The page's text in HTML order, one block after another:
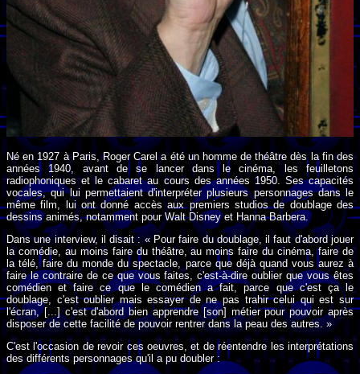
Né en 1927 à Paris, Roger Carel a été un homme de théâtre dès la fin des
années 1940, avant de se lancer dans le cinéma, les feuilletons
radiophoniques et le cabaret au cours des années 1950. Ses capacités
vocales, qui lui permettaient d'interpréter plusieurs personnages dans le
même film, lui ont donné accès aux premiers studios de doublage des
dessins animés, notamment pour Walt Disney et Hanna Barbera.
Dans une interview, il disait : « Pour faire du doublage, il faut d'abord jouer
la comédie, au moins faire du théâtre, au moins faire du cinéma, faire de
la télé, faire du monde du spectacle, parce que déjà quand vous aurez à
faire le contraire de ce que vous faites, c'est-à-dire oublier que vous êtes
comédien et faire ce que le comédien a fait, parce que c'est ça le
doublage, c'est oublier mais essayer de ne pas trahir celui qui est sur
l'écran, [...] c'est d'abord bien apprendre [son] métier pour pouvoir après
disposer de cette facilité de pouvoir rentrer dans la peau des autres. »
C'est l'occasion de revoir ces oeuvres, et de réentendre les interprétations
des différents personnages qu'il a pu doubler :